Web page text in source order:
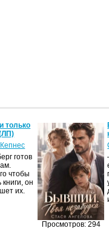
только
готов
чтобы
он
их.
Просмотров: 294